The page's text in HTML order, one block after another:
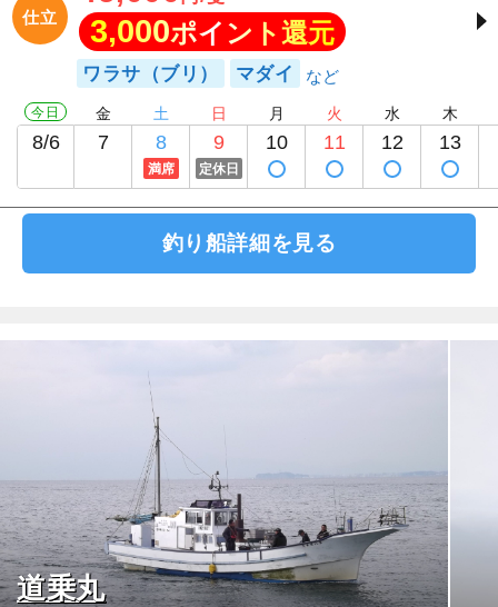
仕立 3,000ポイント還元
ワラサ（ブリ） マダイ
今日
8/6
金
7
土
8
満席
日
9
定休日
月
10
火
11
水
12
木
13
釣り船詳細を見る
道乗丸